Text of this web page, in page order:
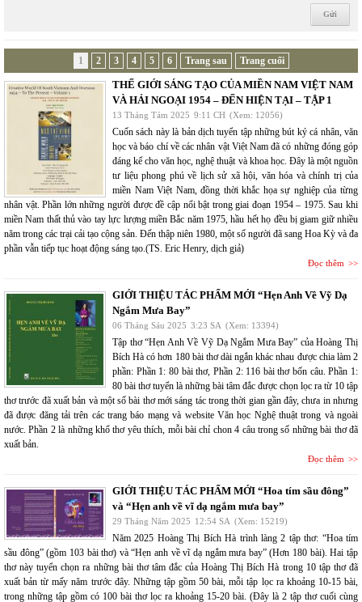
1 2 3 4 5 6 Trang sau Trang cuối
THẾ GIỚI SÁNG TẠO CỦA MIỀN NAM VIỆT NAM
VÀ HẢI NGOẠI 1954 – ĐẾN HIỆN TẠI – TẬP 1
13 Tháng Tám 2025 9:11 CH (Xem: 12056)
Cuốn sách này là bản dịch tuyển tập những bút ký cá nhân, văn
học và báo chí về các nhân vật Việt Nam đã có những đóng góp
đáng kể cho văn học, nghệ thuật và khoa học. Đây là một nguồn
tư liệu phong phú về lịch sử xã hội, văn hóa và chính trị của
miền Nam Việt Nam, đồng thời khắc họa sự nghiệp của từng
nhân vật. Phần lớn những người được đề cập nổi bật trong giai đoạn 1954 – 1975. Sau khi
miền Nam thất thủ vào tay lực lượng miền Bắc năm 1975, hầu hết họ đều bị giam giữ nhiều
năm trong các trại cải tạo cộng sản. Đến thập niên 1980, một số người đã sang Hoa Kỳ và đa
phần vẫn tiếp tục hoạt động sáng tạo.(TS. Eric Henry, dịch giả)
Đọc thêm
GIỚI THIỆU TÁC PHẨM MỚI “Hẹn Anh Về Vỹ Dạ
Ngắm Mưa Bay”
06 Tháng Sáu 2025 3:23 SA (Xem: 13394)
Tập thơ “Hẹn Anh Về Vỹ Dạ Ngắm Mưa Bay” của Hoàng Thị
Bích Hà có hơn 180 bài thơ dài ngắn khác nhau được chia làm 2
phần: Phần 1: 80 bài thơ, Phần 2: 116 bài thơ bốn câu. Phần 1:
80 bài thơ tuyển là những bài tâm đắc được chọn lọc ra từ 10 tập
thơ trước đã xuất bản và một số bài thơ mới sáng tác trong thời gian gần đây, chưa in nhưng
đã được đăng tải trên các trang báo mạng và website Văn học Nghệ thuật trong và ngoài
nước. Phần 2 là những khổ thơ yêu thích, mỗi bài chỉ chon 4 câu trong số những bài thơ đã
xuất bản.
Đọc thêm
GIỚI THIỆU TÁC PHẨM MỚI “Hoa tím sầu đông”
và “Hẹn anh về vĩ dạ ngắm mưa bay”
29 Tháng Năm 2025 12:54 SA (Xem: 15219)
Năm 2025 Hoàng Thị Bích Hà trình làng 2 tập thơ: “Hoa tím
sầu đông” (gồm 103 bài thơ) và “Hẹn anh về vĩ dạ ngắm mưa bay” (Hơn 180 bài). Hai tập
thơ này tuyển chọn ra những bài thơ tâm đắc của Hoàng Thị Bích Hà trong 10 tập thơ đã
xuất bản từ mấy năm trước đây. Những tập gồm 50 bài, mỗi tập lọc ra khoảng 10-15 bài,
trong những tập gồm có 100 bài thơ lọc ra khoảng 15-20 bài. (Đây là 2 tập thơ cuối cùng